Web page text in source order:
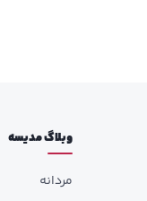
وبلاگ مدیسه
مردانه